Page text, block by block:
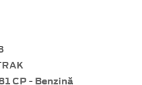
CP - Benzină